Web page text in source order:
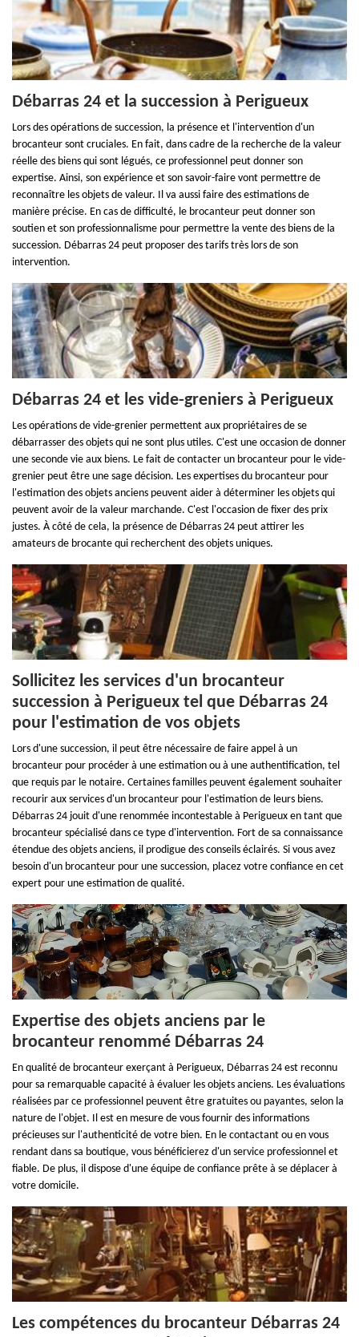
Débarras 24 et la succession à Perigueux
Lors des opérations de succession, la présence et l'intervention d'un
brocanteur sont cruciales. En fait, dans cadre de la recherche de la valeur
réelle des biens qui sont légués, ce professionnel peut donner son
expertise. Ainsi, son expérience et son savoir-faire vont permettre de
reconnaître les objets de valeur. Il va aussi faire des estimations de
manière précise. En cas de difficulté, le brocanteur peut donner son
soutien et son professionnalisme pour permettre la vente des biens de la
succession. Débarras 24 peut proposer des tarifs très lors de son
intervention.
Débarras 24 et les vide-greniers à Perigueux
Les opérations de vide-grenier permettent aux propriétaires de se
débarrasser des objets qui ne sont plus utiles. C'est une occasion de donner
une seconde vie aux biens. Le fait de contacter un brocanteur pour le vide-
grenier peut être une sage décision. Les expertises du brocanteur pour
l'estimation des objets anciens peuvent aider à déterminer les objets qui
peuvent avoir de la valeur marchande. C'est l'occasion de fixer des prix
justes. À côté de cela, la présence de Débarras 24 peut attirer les
amateurs de brocante qui recherchent des objets uniques.
Sollicitez les services d'un brocanteur
succession à Perigueux tel que Débarras 24
pour l'estimation de vos objets
Lors d'une succession, il peut être nécessaire de faire appel à un
brocanteur pour procéder à une estimation ou à une authentification, tel
que requis par le notaire. Certaines familles peuvent également souhaiter
recourir aux services d'un brocanteur pour l'estimation de leurs biens.
Débarras 24 jouit d'une renommée incontestable à Perigueux en tant que
brocanteur spécialisé dans ce type d'intervention. Fort de sa connaissance
étendue des objets anciens, il prodigue des conseils éclairés. Si vous avez
besoin d'un brocanteur pour une succession, placez votre confiance en cet
expert pour une estimation de qualité.
Expertise des objets anciens par le
brocanteur renommé Débarras 24
En qualité de brocanteur exerçant à Perigueux, Débarras 24 est reconnu
pour sa remarquable capacité à évaluer les objets anciens. Les évaluations
réalisées par ce professionnel peuvent être gratuites ou payantes, selon la
nature de l'objet. Il est en mesure de vous fournir des informations
précieuses sur l'authenticité de votre bien. En le contactant ou en vous
rendant dans sa boutique, vous bénéficierez d'un service professionnel et
fiable. De plus, il dispose d'une équipe de confiance prête à se déplacer à
votre domicile.
Les compétences du brocanteur Débarras 24